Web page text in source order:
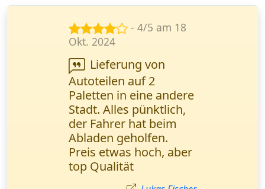
- 5/5 am 15
Nov. 2024
Ihr Service ist eine
echte Rettung in
dringenden
Situationen. Alles läuft
reibungslos, schnell
und bequem. Lisa
Wagner,
Marketingmanagerin
(Düsseldorf).